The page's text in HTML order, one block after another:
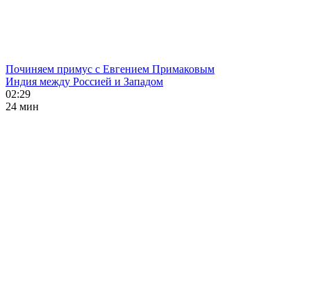
Починяем примус с Евгением Примаковым
Индия между Россией и Западом
02:29
24 мин